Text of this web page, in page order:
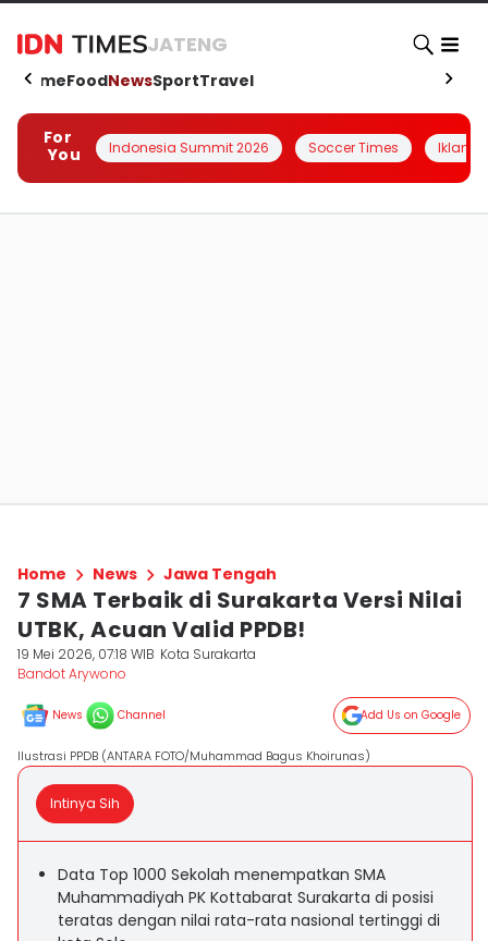
JATENG
HomeFoodNewsSportTravel
For
You
Indonesia Summit 2026 Soccer Times Iklanin
Home News Jawa Tengah
7 SMA Terbaik di Surakarta Versi Nilai
UTBK, Acuan Valid PPDB!
19 Mei 2026, 07:18 WIB Kota Surakarta
Bandot Arywono
News Channel Add Us on Google
Ilustrasi PPDB (ANTARA FOTO/Muhammad Bagus Khoirunas)
Intinya Sih
Data Top 1000 Sekolah menempatkan SMA
Muhammadiyah PK Kottabarat Surakarta di posisi
teratas dengan nilai rata-rata nasional tertinggi di